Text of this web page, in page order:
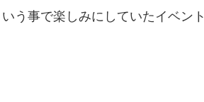
う事で楽しみにしていたイベント